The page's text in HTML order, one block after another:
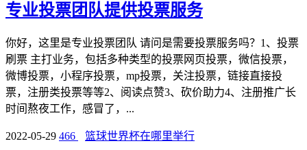
专业投票团队提供投票服务
你好，这里是专业投票团队 请问是需要投票服务吗？1、投票
刷票 主打业务，包括多种类型的投票网页投票，微信投票，
微博投票，小程序投票，mp投票，关注投票，链接直接投
票，注册类投票等等2、阅读点赞3、砍价助力4、注册推广长
时间熬夜工作，感冒了，...
2022-05-29 466 篮球世界杯在哪里举行